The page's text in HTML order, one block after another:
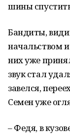
шины
Бандиты,
начальством
них уже
звук стал
завелся,
Семен уже
– Федя, в